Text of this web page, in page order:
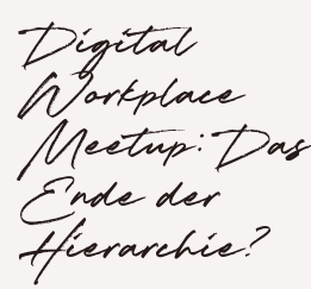
Digital
Workplace
Meetup: Das
Ende der
Hierarchie?